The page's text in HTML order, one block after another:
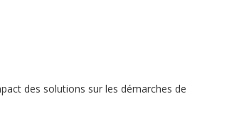
des solutions sur les démarches de